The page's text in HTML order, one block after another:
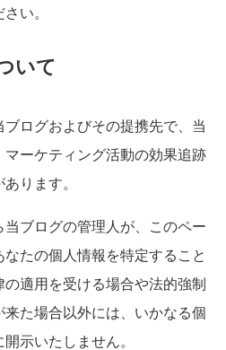
い。
いて
ログおよびその提携先で、当
ーケティング活動の効果追跡
ります。
ブログの管理人が、このペー
たの個人情報を特定すること
適用を受ける場合や法的強制
た場合以外には、いかなる個
示いたしません。